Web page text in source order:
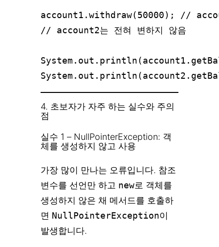
account1.withdraw(50000); //
// account2는 전혀 변하지 않음
4. 초보자가 자주 하는 실수와 주의
점
실수 1 – NullPointerException: 객
체를 생성하지 않고 사용
가장 많이 만나는 오류입니다. 참조
변수를 선언만 하고 new로 객체를
생성하지 않은 채 메서드를 호출하
면 NullPointerException이
발생합니다.